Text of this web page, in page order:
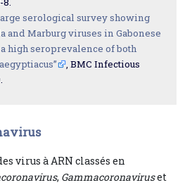
serological survey showing
and Marburg viruses in Gabonese
high seroprevalence of both
, BMC Infectious
virus à ARN classés en
, Gammacoronaviruset